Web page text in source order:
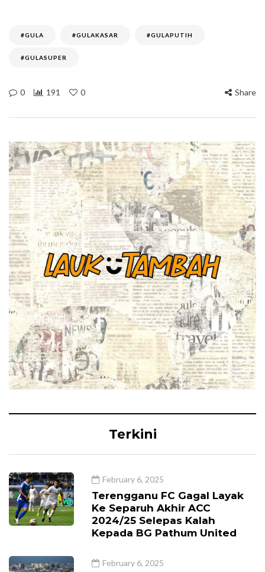
#GULA #GULAKASAR #GULAPUTIH
#GULASUPER
0 191 0 Share
Terkini
February 6, 2025
Terengganu FC Gagal Layak
Ke Separuh Akhir ACC
2024/25 Selepas Kalah
Kepada BG Pathum United
February 6, 2025